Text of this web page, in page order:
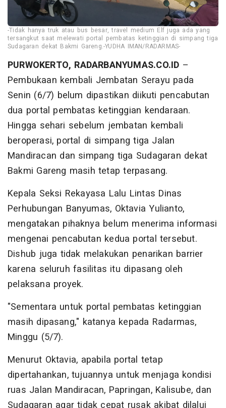
-Tidak hanya truk atau bus besar, travel medium Elf juga ada yang
tersangkut saat melewati portal pembatas ketinggian di simpang tiga
Sudagaran dekat Bakmi Gareng.-YUDHA IMAN/RADARMAS-
PURWOKERTO, RADARBANYUMAS.CO.ID –
Pembukaan kembali Jembatan Serayu pada
Senin (6/7) belum dipastikan diikuti pencabutan
dua portal pembatas ketinggian kendaraan.
Hingga sehari sebelum jembatan kembali
beroperasi, portal di simpang tiga Jalan
Mandiracan dan simpang tiga Sudagaran dekat
Bakmi Gareng masih tetap terpasang.
Kepala Seksi Rekayasa Lalu Lintas Dinas
Perhubungan Banyumas, Oktavia Yulianto,
mengatakan pihaknya belum menerima informasi
mengenai pencabutan kedua portal tersebut.
Dishub juga tidak melakukan penarikan barrier
karena seluruh fasilitas itu dipasang oleh
pelaksana proyek.
"Sementara untuk portal pembatas ketinggian
masih dipasang," katanya kepada Radarmas,
Minggu (5/7).
Menurut Oktavia, apabila portal tetap
dipertahankan, tujuannya untuk menjaga kondisi
ruas Jalan Mandiracan, Papringan, Kalisube, dan
Sudagaran agar tidak cepat rusak akibat dilalui